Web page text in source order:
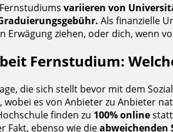
variieren von
Als finanzielle
Erwägung ziehen, oder dich, wenn
Fernstudium:
die sich stellt bevor mit dem
wobei es von Anbieter zu Anbieter
finden zu 100% online
Fakt, ebenso wie dieabweichenden